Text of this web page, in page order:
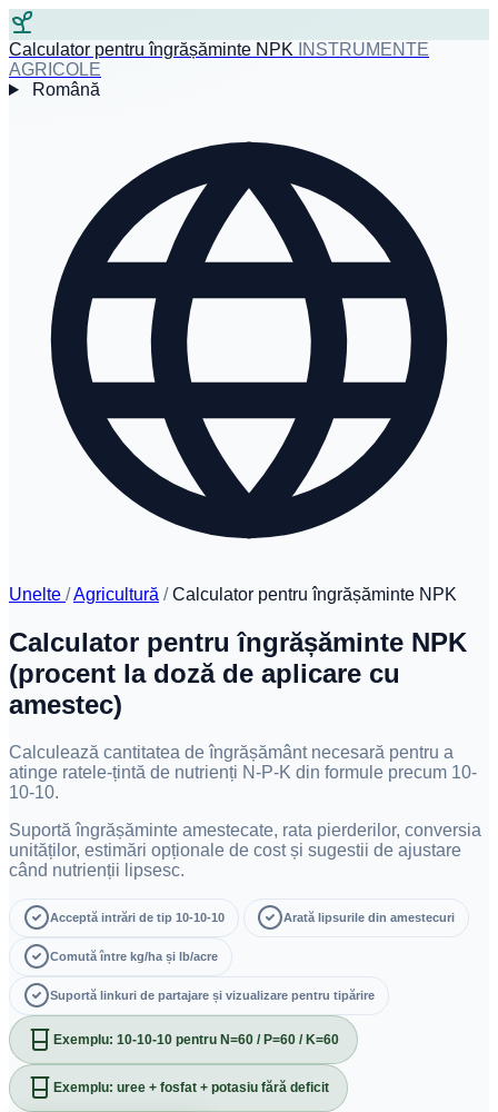
Calculator pentru îngrășăminte NPK
INSTRUMENTE
AGRICOLE
Română
Unelte /Agricultură / Calculator pentru îngrășăminte NPK
Calculator pentru îngrășăminte NPK
(procent la doză de aplicare cu
amestec)
Calculează cantitatea de îngrășământ necesară pentru a
atinge ratele-țintă de nutrienți N-P-K din formule precum 10-
10-10.
Suportă îngrășăminte amestecate, rata pierderilor, conversia
unităților, estimări opționale de cost și sugestii de ajustare
când nutrienții lipsesc.
Acceptă intrări de tip 10-10-10 Arată lipsurile din amestecuri
Comută între kg/ha și lb/acre
Suportă linkuri de partajare și vizualizare pentru tipărire
Exemplu: 10-10-10 pentru N=60 / P=60 / K=60
Exemplu: uree + fosfat + potasiu fără deficit